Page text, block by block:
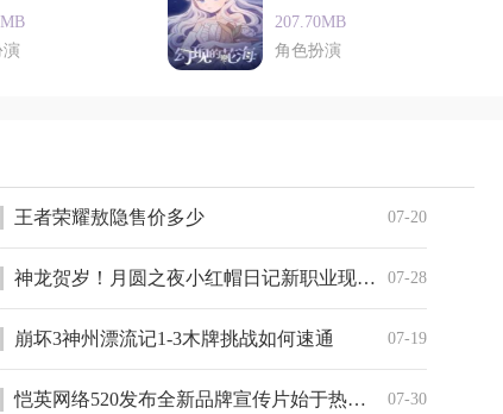
演
207.70MB
角色扮演
07-20
王者荣耀敖隐售价多少
07-28
神龙贺岁！月圆之夜小红帽日记新职业现已上线
07-19
崩坏3神州漂流记1-3木牌挑战如何速通
07-30
恺英网络520发布全新品牌宣传片始于热爱，创造不息